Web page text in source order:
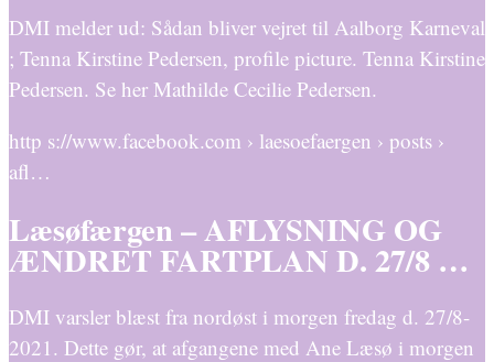
DMI melder ud: Sådan bliver vejret til Aalborg Karneval
; Tenna Kirstine Pedersen, profile picture. Tenna Kirstine
Pedersen. Se her Mathilde Cecilie Pedersen.
http s://www.facebook.com › laesoefaergen › posts ›
afl…
Læsøfærgen – AFLYSNING OG
ÆNDRET FARTPLAN D. 27/8 …
DMI varsler blæst fra nordøst i morgen fredag d. 27/8-
2021. Dette gør, at afgangene med Ane Læsø i morgen